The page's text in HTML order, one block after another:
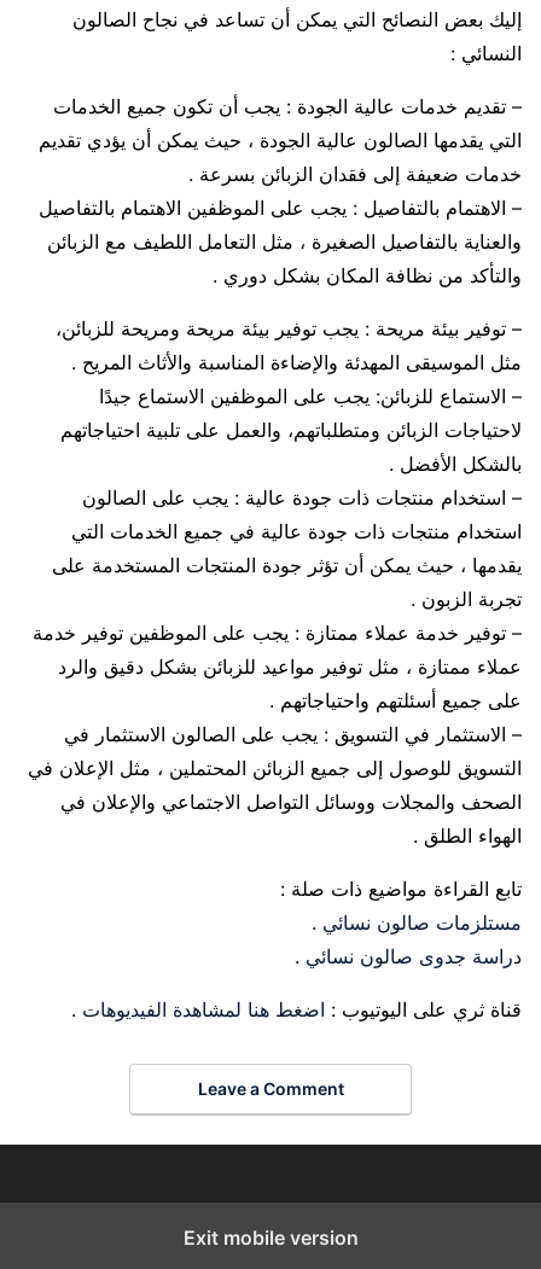
إليك بعض النصائح التي يمكن أن تساعد في نجاح الصالون
النسائي :
– تقديم خدمات عالية الجودة : يجب أن تكون جميع الخدمات
التي يقدمها الصالون عالية الجودة ، حيث يمكن أن يؤدي تقديم
خدمات ضعيفة إلى فقدان الزبائن بسرعة .
– الاهتمام بالتفاصيل : يجب على الموظفين الاهتمام بالتفاصيل
والعناية بالتفاصيل الصغيرة ، مثل التعامل اللطيف مع الزبائن
والتأكد من نظافة المكان بشكل دوري .
– توفير بيئة مريحة : يجب توفير بيئة مريحة ومريحة للزبائن،
مثل الموسيقى المهدئة والإضاءة المناسبة والأثاث المريح .
– الاستماع للزبائن: يجب على الموظفين الاستماع جيدًا
لاحتياجات الزبائن ومتطلباتهم، والعمل على تلبية احتياجاتهم
بالشكل الأفضل .
– استخدام منتجات ذات جودة عالية : يجب على الصالون
استخدام منتجات ذات جودة عالية في جميع الخدمات التي
يقدمها ، حيث يمكن أن تؤثر جودة المنتجات المستخدمة على
تجربة الزبون .
– توفير خدمة عملاء ممتازة : يجب على الموظفين توفير خدمة
عملاء ممتازة ، مثل توفير مواعيد للزبائن بشكل دقيق والرد
على جميع أسئلتهم واحتياجاتهم .
– الاستثمار في التسويق : يجب على الصالون الاستثمار في
التسويق للوصول إلى جميع الزبائن المحتملين ، مثل الإعلان في
الصحف والمجلات ووسائل التواصل الاجتماعي والإعلان في
الهواء الطلق .
تابع القراءة مواضيع ذات صلة :
مستلزمات صالون نسائي .
دراسة جدوى صالون نسائي .
قناة ثري على اليوتيوب : اضغط هنا لمشاهدة الفيديوهات .
Leave a Comment
Exit mobile version